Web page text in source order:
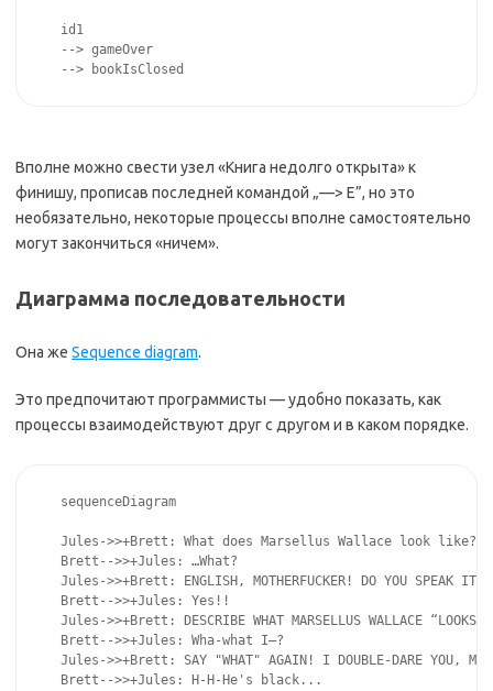
id1
--> gameOver
--> bookIsClosed
Вполне можно свести узел «Книга недолго открыта» к
финишу, прописав последней командой „—> E”, но это
необязательно, некоторые процессы вполне самостоятельно
могут закончиться «ничем».
Диаграмма последовательности
Она же Sequence diagram.
Это предпочитают программисты — удобно показать, как
процессы взаимодействуют друг с другом и в каком порядке.
sequenceDiagram
Jules->>+Brett: What does Marsellus Wallace look like?
Brett-->>+Jules: …What?
Jules->>+Brett: ENGLISH, MOTHERFUCKER! DO YOU SPEAK IT!?
Brett-->>+Jules: Yes!!
Jules->>+Brett: DESCRIBE WHAT MARSELLUS WALLACE
Brett-->>+Jules: Wha-what I—?
Jules->>+Brett: SAY "WHAT" AGAIN! I DOUBLE-DARE YOU,
Brett-->>+Jules: H-H-He's black...